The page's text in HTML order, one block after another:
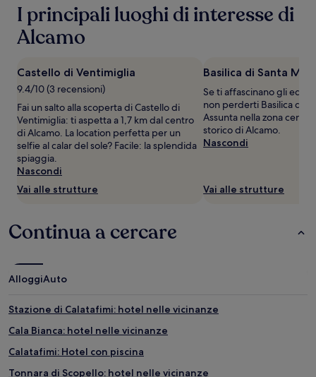
soggiorno
notte
per
adulti.
Prezzi
disponibilità
possono
cambiare.
essere
aggiuntive.
I principali luoghi di interesse di
Alcamo
Castello di Ventimiglia
9.4/10 (3 recensioni)
Fai un salto alla scoperta di Castello di
Ventimiglia: ti aspetta a 1,7 km dal centro
di Alcamo. La location perfetta per un
selfie al calar del sole? Facile: la splendida
spiaggia.
Nascondi
Vai alle strutture
Basilica di Santa
Se ti affascinano gli
non perderti Basilica di
Assunta nella zona
storico di Alcamo.
Nascondi
Vai alle strutture
Continua a cercare
AlloggiAuto
Stazione di Calatafimi: hotel nelle vicinanze
Cala Bianca: hotel nelle vicinanze
Calatafimi: Hotel con piscina
Tonnara di Scopello: hotel nelle vicinanze